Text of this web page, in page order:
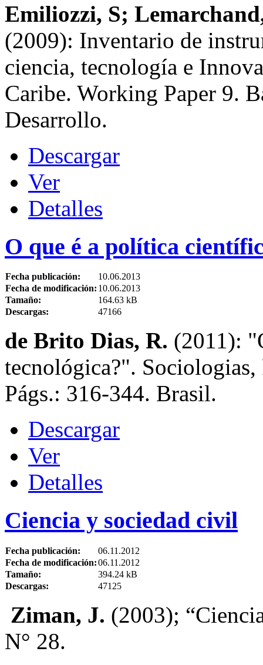
Emiliozzi, S;
(2009): Inventario de
ciencia, tecnología e
Caribe. Working Paper 9.
Desarrollo.
Descargar
Ver
Detalles
O que é a política
Fecha publicación:
10.06.2013
Fecha de modificación: 10.06.2013
Tamaño:
164.63 kB
Descargas:
47166
de Brito Dias, R. (2011):
tecnológica?".
Págs.: 316-344. Brasil.
Descargar
Ver
Detalles
Ciencia y sociedad civil
Fecha publicación:
06.11.2012
Fecha de modificación:06.11.2012
Tamaño:
394.24 kB
Descargas:
47125
Ziman, J. (2003);
N° 28.